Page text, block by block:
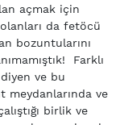
açmak için
da fetöcü
bozuntularını
Farklı
ve bu
meydanlarında ve
birlik ve